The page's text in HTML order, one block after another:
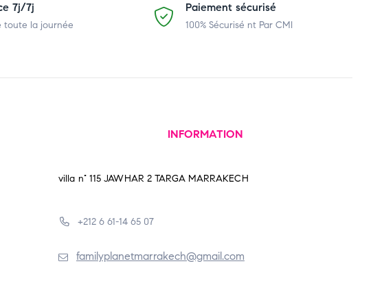
7j/7j
toute la journée
Paiement sécurisé
100% Sécurisé nt Par CMI
INFORMATION
villa n° 115 JAWHAR 2 TARGA MARRAKECH
+212 6 61-14 65 07
familyplanetmarrakech@gmail.com